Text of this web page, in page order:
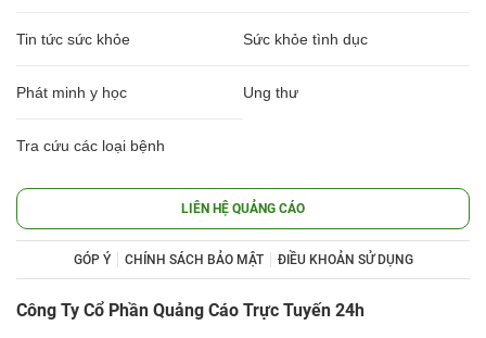
Tin tức sức khỏe Sức khỏe tình dục
Phát minh y học Ung thư
Tra cứu các loại bệnh
LIÊN HỆ QUẢNG CÁO
GÓP Ý CHÍNH SÁCH BẢO MẬT ĐIỀU KHOẢN SỬ DỤNG
Công Ty Cổ Phần Quảng Cáo Trực Tuyến 24h